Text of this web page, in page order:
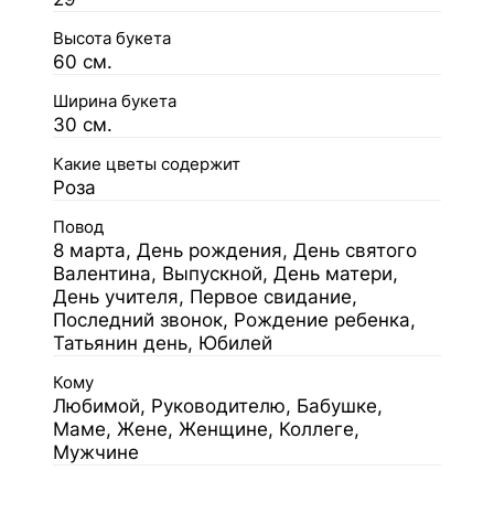
Высота букета
60 см.
Ширина букета
30 см.
Какие цветы содержит
Роза
Повод
8 марта, День рождения, День святого
Валентина, Выпускной, День матери,
День учителя, Первое свидание,
Последний звонок, Рождение ребенка,
Татьянин день, Юбилей
Кому
Любимой, Руководителю, Бабушке,
Маме, Жене, Женщине, Коллеге,
Мужчине